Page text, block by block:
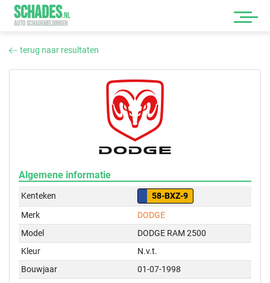
SCHADES.NL
AUTO SCHADEMELDINGEN
terug naar resultaten
Algemene informatie
Kenteken
58-BXZ-9
Merk
DODGE
Model
DODGE RAM 2500
Kleur
N.v.t.
Bouwjaar
01-07-1998